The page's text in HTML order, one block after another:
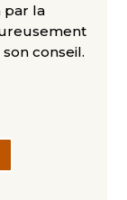
par la
conseil.